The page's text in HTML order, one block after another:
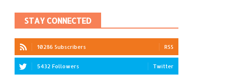
STAY CONNECTED
10286 Subscribers RSS
5432 Followers Twitter